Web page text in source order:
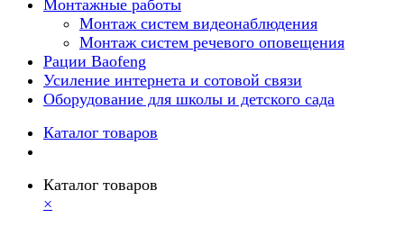
Монтажные работы
Монтаж систем видеонаблюдения
Монтаж систем речевого оповещения
Рации Baofeng
Усиление интернета и сотовой связи
Оборудование для школы и детского сада
Каталог товаров
Каталог товаров
×